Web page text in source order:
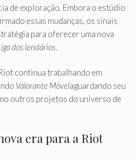
de exploração. Embora o estúdio
essas mudanças, os sinais
para oferecer uma nova
dos lendários.
continua trabalhando em
Valorante Móvelaguardando seu
outros projetos do universo de
era para a Riot